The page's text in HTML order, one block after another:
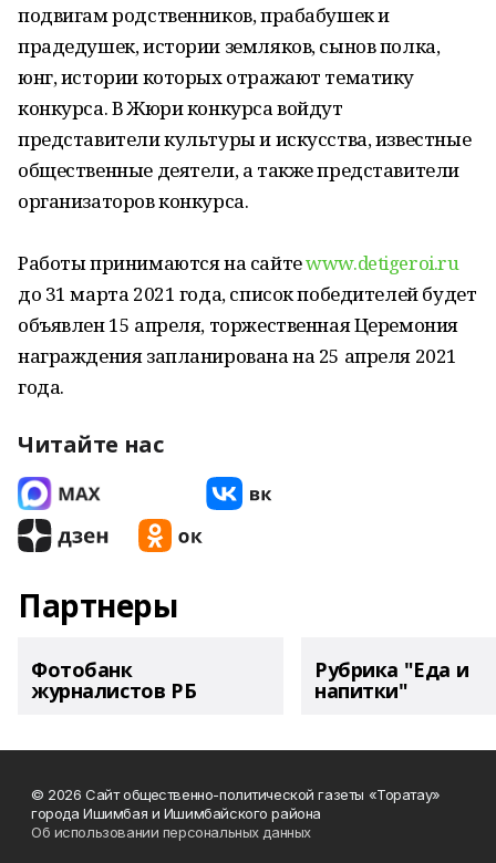
подвигам родственников, прабабушек и
прадедушек, истории земляков, сынов полка,
юнг, истории которых отражают тематику
конкурса. В Жюри конкурса войдут
представители культуры и искусства, известные
общественные деятели, а также представители
организаторов конкурса.
Работы принимаются на сайтеwww.detigeroi.ru
до 31 марта 2021 года, список победителей будет
объявлен 15 апреля, торжественная Церемония
награждения запланирована на 25 апреля 2021
года.
Читайте нас
Партнеры
Фотобанк
журналистов РБ
Рубрика "Еда и
напитки"
© 2026 Сайт общественно-политической газеты «Торатау»
города Ишимбая и Ишимбайского района
Об использовании персональных данных